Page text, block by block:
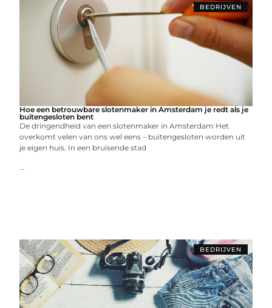
BEDRIJVEN
Hoe een betrouwbare slotenmaker in Amsterdam je redt als je
buitengesloten bent
De dringendheid van een slotenmaker in Amsterdam Het
overkomt velen van ons wel eens – buitengesloten worden uit
je eigen huis. In een bruisende stad
...
BEDRIJVEN